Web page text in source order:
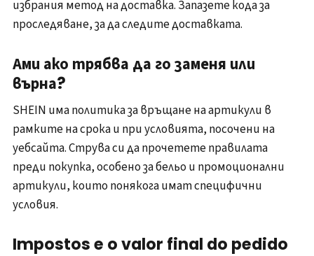
избрания метод на доставка. Запазете кода за
проследяване, за да следите доставката.
Ами ако трябва да го заменя или
върна?
SHEIN има политика за връщане на артикули в
рамките на срока и при условията, посочени на
уебсайта. Струва си да прочетете правилата
преди покупка, особено за бельо и промоционални
артикули, които понякога имат специфични
условия.
Impostos e o valor final do pedido